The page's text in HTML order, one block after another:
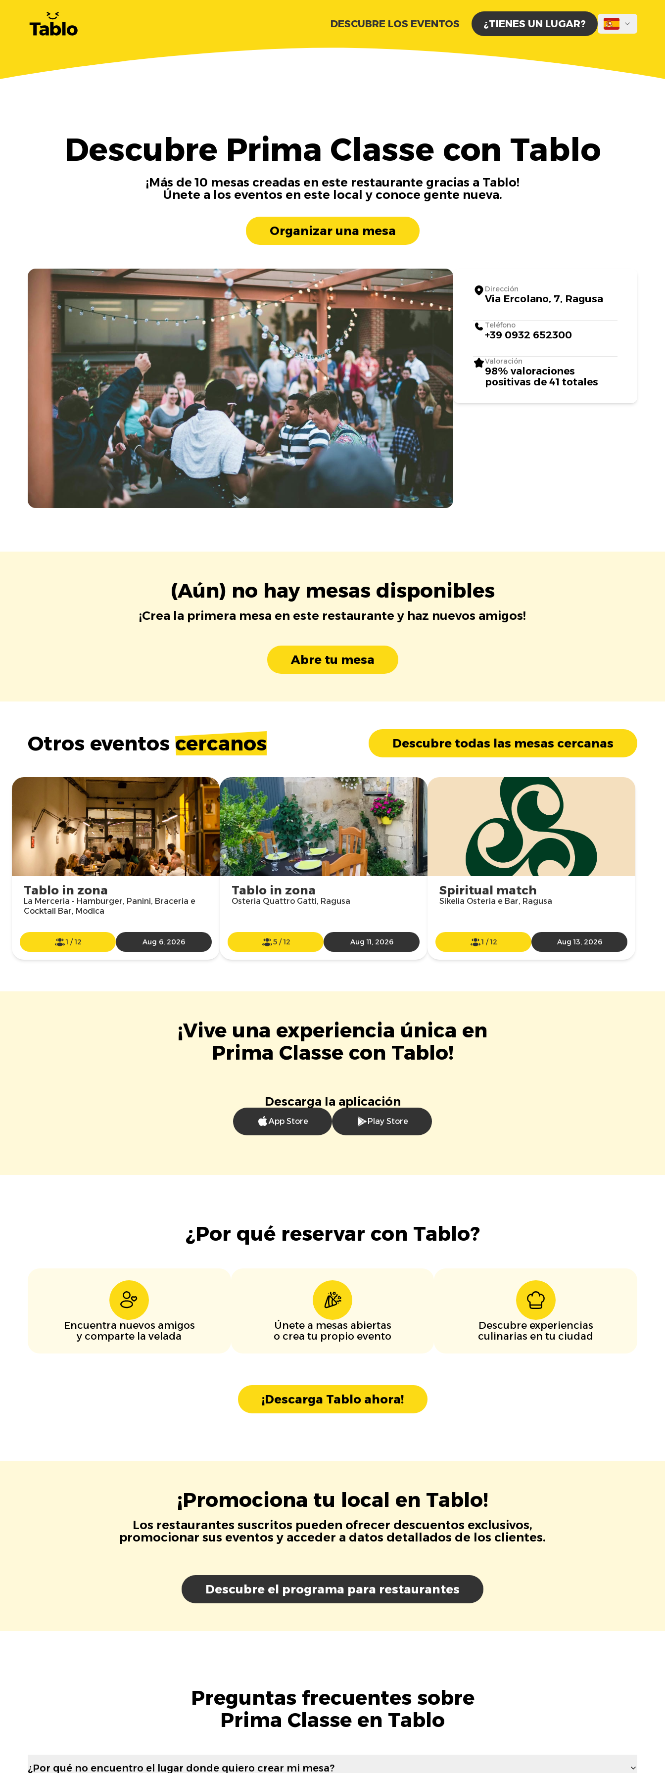
DESCUBRE LOS EVENTOS ¿TIENES UN LUGAR?
Descubre Prima Classe con Tablo
¡Más de 10 mesas creadas en este restaurante gracias a Tablo!
Únete a los eventos en este local y conoce gente nueva.
Organizar una mesa
Dirección
Via Ercolano, 7, Ragusa
Teléfono
+39 0932 652300
Valoración
98% valoraciones
positivas de 41 totales
(Aún) no hay mesas disponibles
¡Crea la primera mesa en este restaurante y haz nuevos amigos!
Abre tu mesa
Otros eventos cercanos Descubre todas las mesas cercanas
Tablo in zona
La Merceria - Hamburger, Panini, Braceria e
Cocktail Bar, Modica
1 /12 Aug 6, 2026
Tablo in zona
Osteria Quattro Gatti, Ragusa
5/12 Aug 11, 2026
Spiritual match
Sikelia Osteria e Bar, Ragusa
1 /12 Aug 13, 2026
¡Vive una experiencia única en
Prima Classe con Tablo!
Descarga la aplicación
App Store Play Store
¿Por qué reservar con Tablo?
Encuentra nuevos amigos
y comparte la velada
Únete a mesas abiertas
o crea tu propio evento
Descubre experiencias
culinarias en tu ciudad
¡Descarga Tablo ahora!
¡Promociona tu local en Tablo!
Los restaurantes suscritos pueden ofrecer descuentos exclusivos,
promocionar sus eventos y acceder a datos detallados de los clientes.
Descubre el programa para restaurantes
Preguntas frecuentes sobre
Prima Classe en Tablo
¿Por qué no encuentro el lugar donde quiero crear mi mesa?